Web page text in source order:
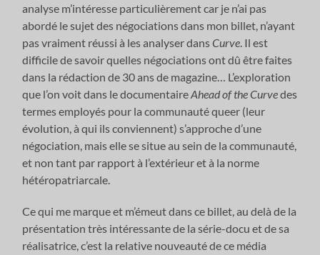
analyse m’intéresse particulièrement car je n’ai pas
abordé le sujet des négociations dans mon billet, n’ayant
pas vraiment réussi à les analyser dansCurve. Il est
difficile de savoir quelles négociations ont dû être faites
dans la rédaction de 30 ans de magazine… L’exploration
que l’on voit dans le documentaireAhead of the Curvedes
termes employés pour la communauté queer (leur
évolution, à qui ils conviennent) s’approche d’une
négociation, mais elle se situe au sein de la communauté,
et non tant par rapport à l’extérieur et à la norme
hétéropatriarcale.
Ce qui me marque et m’émeut dans ce billet, au delà de la
présentation très intéressante de la série-docu et de sa
réalisatrice, c’est la relative nouveauté de ce média